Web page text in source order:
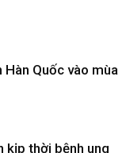
Quốc vào mùa
kịp thời bệnh ung